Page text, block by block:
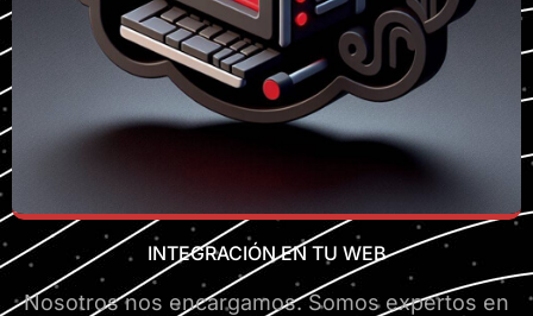
INTEGRACIÓN EN TU WEB
Nosotros nos encargamos. Somos expertos en